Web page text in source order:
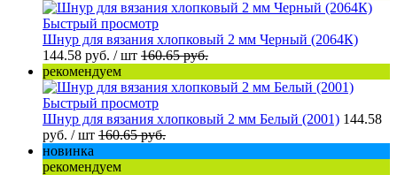
Быстрый просмотр
Шнур для вязания хлопковый 2 мм Черный (2064К)
144.58 руб. / шт 160.65 руб.
рекомендуем
Быстрый просмотр
Шнур для вязания хлопковый 2 мм Белый (2001) 144.58
руб. / шт 160.65 руб.
новинка
рекомендуем